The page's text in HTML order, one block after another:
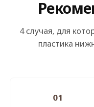
4 случая, для
пластика
01